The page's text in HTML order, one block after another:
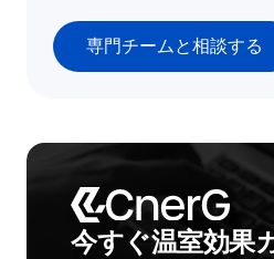
専門チームと相談する
今すぐ温室効果